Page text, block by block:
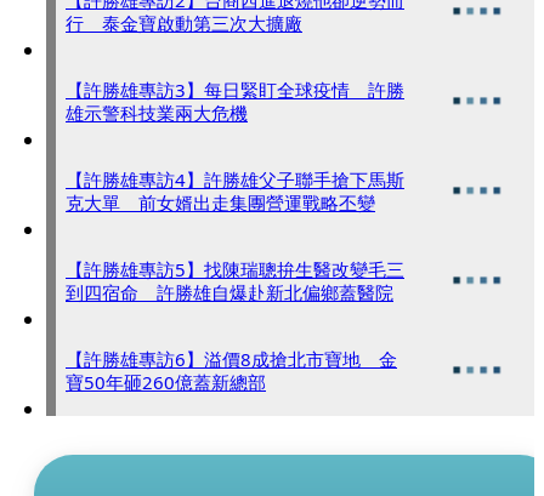
行 泰金寶啟動第三次大擴廠
【許勝雄專訪3】每日緊盯全球疫情 許勝
雄示警科技業兩大危機
【許勝雄專訪4】許勝雄父子聯手搶下馬斯
克大單 前女婿出走集團營運戰略丕變
【許勝雄專訪5】找陳瑞聰拚生醫改變毛三
到四宿命 許勝雄自爆赴新北偏鄉蓋醫院
【許勝雄專訪6】溢價8成搶北市寶地 金
寶50年砸260億蓋新總部